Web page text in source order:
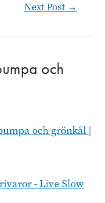
Next Post →
och
och grönkål |
- Live Slow